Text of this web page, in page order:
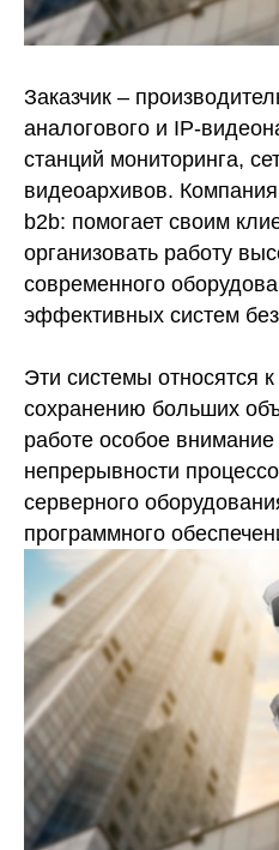
Заказчик –
аналогового и IP-
станций мониторинга,
видеоархивов.
b2b: помогает своим
организовать работу
современного
эффективных систем
Эти системы относятся
сохранению больших
работе особое внимание
непрерывности
серверного
программного